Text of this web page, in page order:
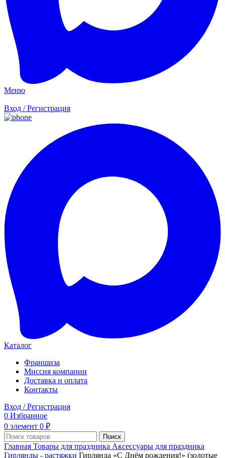
Меню
Вход / Регистрация
Каталог
Франшиза
Миссия компании
Доставка и оплата
Контакты
Вход / Регистрация
0 Избранное
0 элемент 0 ₽
Поиск
Главная Товары для праздника Аксессуары для праздника
Гирлянды - растяжки Гирлянда «С Днём рождения!» (золотые